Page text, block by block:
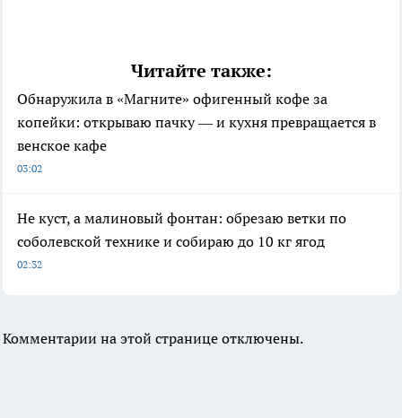
Читайте также:
Обнаружила в «Магните» офигенный кофе за
копейки: открываю пачку — и кухня превращается в
венское кафе
03:02
Не куст, а малиновый фонтан: обрезаю ветки по
соболевской технике и собираю до 10 кг ягод
02:32
Комментарии на этой странице отключены.